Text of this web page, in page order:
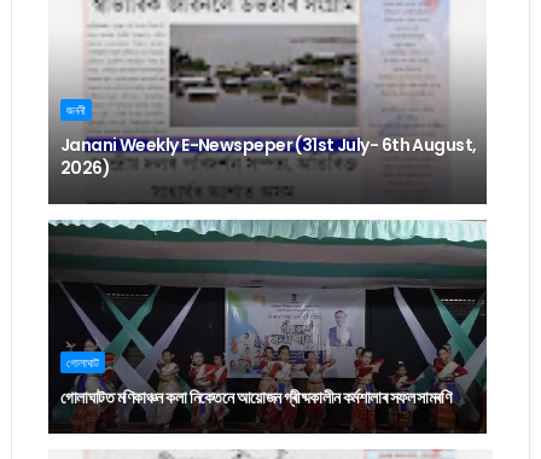
জননী
Janani Weekly E-Newspeper (31st July- 6th August,
2026)
গোলাঘাট
গোলাঘাটত মণিকাঞ্চন কলা নিকেতনে আয়োজন গ্ৰীষ্মকালীন কৰ্মশালাৰ সফল সামৰণি